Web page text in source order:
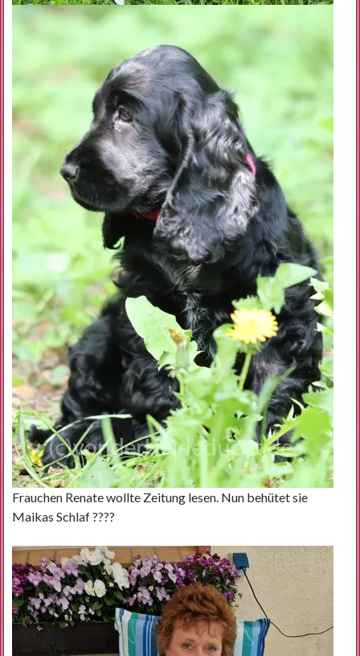
Frauchen Renate wollte Zeitung lesen. Nun behütet sie
Maikas Schlaf ????